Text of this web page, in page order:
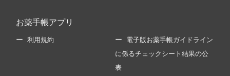
お薬手帳アプリ
利用規約 電子版お薬手帳ガイドライン
に係るチェックシート結果の公
表